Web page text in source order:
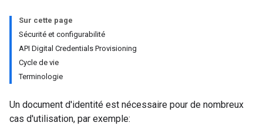
Sur cette page
Sécurité et configurabilité
API Digital Credentials Provisioning
Cycle de vie
Terminologie
Un document d'identité est nécessaire pour de nombreux
cas d'utilisation, par exemple: